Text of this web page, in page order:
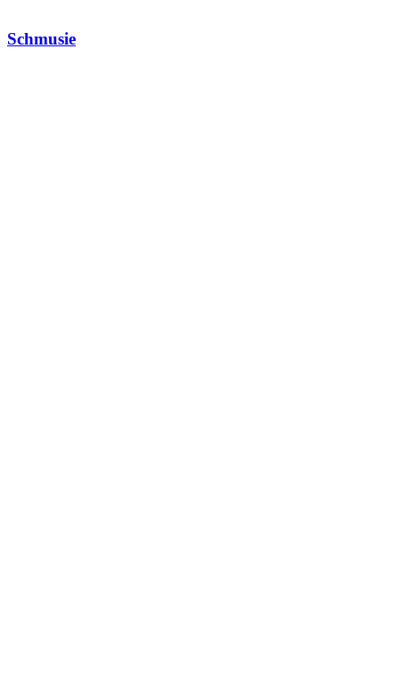
Schmusie